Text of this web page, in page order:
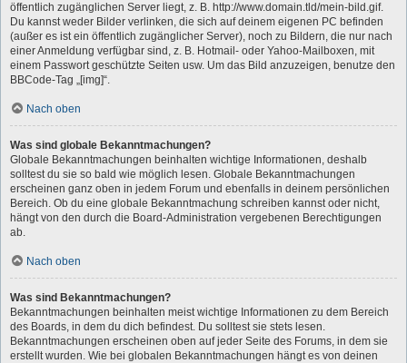
öffentlich zugänglichen Server liegt, z. B. http://www.domain.tld/mein-bild.gif.
Du kannst weder Bilder verlinken, die sich auf deinem eigenen PC befinden
(außer es ist ein öffentlich zugänglicher Server), noch zu Bildern, die nur nach
einer Anmeldung verfügbar sind, z. B. Hotmail- oder Yahoo-Mailboxen, mit
einem Passwort geschützte Seiten usw. Um das Bild anzuzeigen, benutze den
BBCode-Tag „[img]“.
Nach oben
Was sind globale Bekanntmachungen?
Globale Bekanntmachungen beinhalten wichtige Informationen, deshalb
solltest du sie so bald wie möglich lesen. Globale Bekanntmachungen
erscheinen ganz oben in jedem Forum und ebenfalls in deinem persönlichen
Bereich. Ob du eine globale Bekanntmachung schreiben kannst oder nicht,
hängt von den durch die Board-Administration vergebenen Berechtigungen
ab.
Nach oben
Was sind Bekanntmachungen?
Bekanntmachungen beinhalten meist wichtige Informationen zu dem Bereich
des Boards, in dem du dich befindest. Du solltest sie stets lesen.
Bekanntmachungen erscheinen oben auf jeder Seite des Forums, in dem sie
erstellt wurden. Wie bei globalen Bekanntmachungen hängt es von deinen